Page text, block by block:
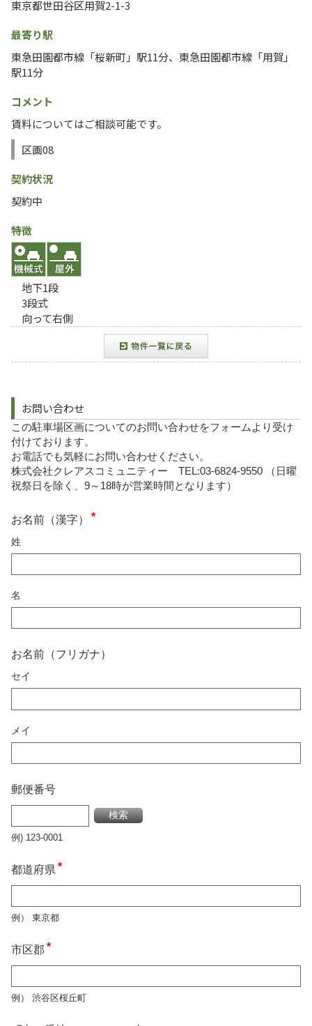
東京都世田谷区用賀2-1-3
最寄り駅
東急田園都市線「桜新町」駅11分、東急田園都市線「用賀」
駅11分
コメント
賃料についてはご相談可能です。
区画08
契約状況
契約中
特徴
地下1段
3段式
向って右側
お問い合わせ